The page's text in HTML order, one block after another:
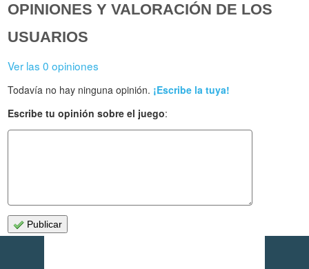
OPINIONES Y VALORACIÓN DE LOS
USUARIOS
Ver las 0 opiniones
Todavía no hay ninguna opinión. ¡Escribe la tuya!
Escribe tu opinión sobre el juego:
Publicar